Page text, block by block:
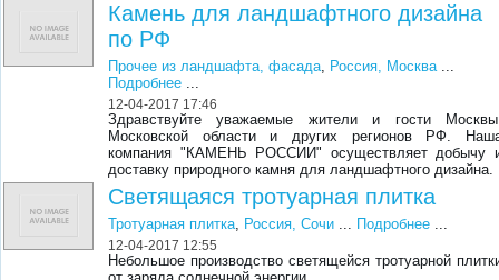
Камень для ландшафтного дизайна
по РФ
Прочее из ландшафта, фасада, Россия, Москва...
Подробнее ...
12-04-2017 17:46
Здравствуйте уважаемые жители и гости
Московской области и других регионов РФ.
компания "КАМЕНЬ РОССИИ" осуществляет добычу
доставку природного камня для ландшафтного дизайна.
Светящаяся тротуарная плитка
Тротуарная плитка, Россия, Cочи ... Подробнее ...
12-04-2017 12:55
Небольшое производство светящейся тротуарной